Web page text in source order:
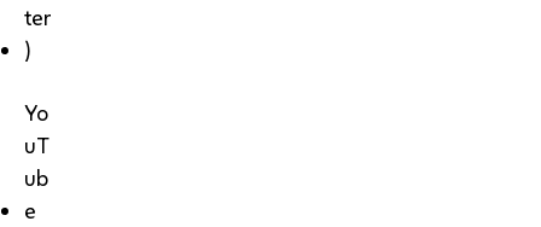
ter
)
Yo
uT
ub
e